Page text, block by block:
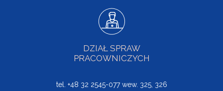
DZIAŁ SPRAW
PRACOWNICZYCH
tel. +48 32 2545-077 wew. 325, 326